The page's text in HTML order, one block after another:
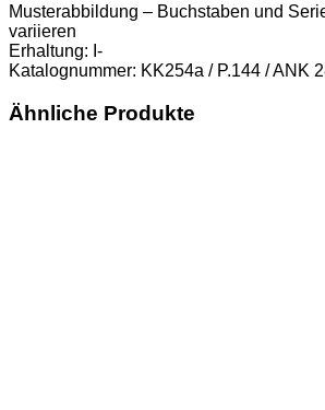
Musterabbildung – Buchstaben und
variieren
Erhaltung: I-
Katalognummer: KK254a / P.144 / ANK
Ähnliche Produkte